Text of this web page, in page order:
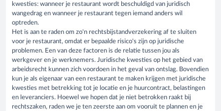
kwesties: wanneer je restaurant wordt beschuldigd van juridisch
wangedrag en wanneer je restaurant tegen iemand anders wil
optreden.
Het is aan te raden om zo'n rechtsbijstandverzekering af te sluiten
voor je restaurant, omdat er bepaalde risico's zijn op juridische
problemen. Een van deze factoren is de relatie tussen jou als
werkgever en je werknemers. Juridische kwesties op het gebied van
arbeidsrecht kunnen zich voordoen in het geval van ontslag. Bovendien
kun je als eigenaar van een restaurant te maken krijgen met juridische
kwesties met betrekking tot je locatie en je huurcontract, belastingen
en leveranciers. Hoewel we hopen dat je niet betrokken raakt bij
rechtszaken, raden we je ten zeerste aan om vooruit te plannen en je